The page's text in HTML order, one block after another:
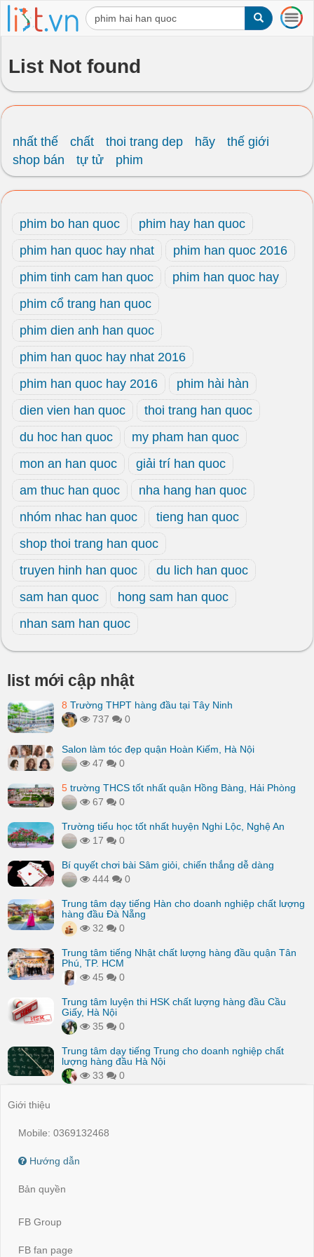
T
o
t
List Not found
nhất thế chất thoi trang dep hãy
thế giới
shop bán
tự tử phim
phim bo han quoc
phim hay han quoc
phim han quoc hay nhat
phim han quoc 2016
phim tinh cam han quoc
phim han quoc hay
phim cổ trang han quoc
phim dien anh han quoc
phim han quoc hay nhat 2016
phim han quoc hay 2016
phim hài hàn
dien vien han quoc
thoi trang han quoc
du hoc han quoc
my pham han quoc
mon an han quoc
giải trí han quoc
am thuc han quoc
nha hang han quoc
nhóm nhac han quoc
tieng han quoc
shop thoi trang han quoc
truyen hinh han quoc
du lich han quoc
sam han quoc
hong sam han quoc
nhan sam han quoc
list mới cập nhật
8 Trường THPT hàng đầu tại Tây Ninh
737
0
Salon làm tóc đẹp quận Hoàn Kiếm, Hà Nội
47
0
5 trường THCS tốt nhất quận Hồng Bàng, Hải Phòng
67
0
Trường tiểu học tốt nhất huyện Nghi Lộc, Nghệ An
17
0
Bí quyết chơi bài Sâm giỏi, chiến thắng dễ dàng
444
0
Trung tâm dạy tiếng Hàn cho doanh nghiệp chất lượng
hàng đầu Đà Nẵng
32
0
Trung tâm tiếng Nhật chất lượng hàng đầu quận Tân
Phú, TP. HCM
45
0
Trung tâm luyện thi HSK chất lượng hàng đầu Cầu
Giấy, Hà Nội
35
0
Trung tâm dạy tiếng Trung cho doanh nghiệp chất
lượng hàng đầu Hà Nội
33
0
Giới thiệu
Mobile: 0369132468
Hướng dẫn
Bản quyền
FB Group
FB fan page